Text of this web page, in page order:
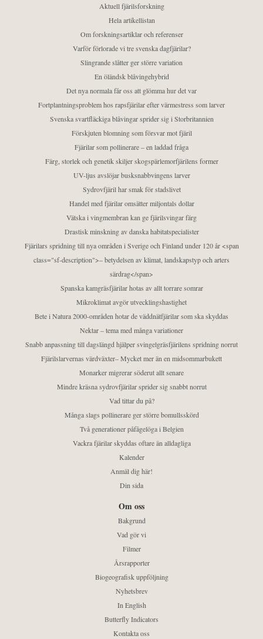
Aktuell fjärilsforskning
Hela artikellistan
Om forskningsartiklar och referenser
Varför förlorade vi tre svenska dagfjärilar?
Slingrande slåtter ger större variation
En öländsk blåvingehybrid
Det nya normala får oss att glömma hur det var
Fortplantningsproblem hos rapsfjärilar efter värmestress som larver
Svenska svartfläckiga blåvingar sprider sig i Storbritannien
Förskjuten blomning som försvar mot fjäril
Fjärilar som pollinerare – en laddad fråga
Färg, storlek och genetik skiljer skogspärlemorfjärilens former
UV-ljus avslöjar busksnabbvingens larver
Sydrovfjäril har smak för stadslivet
Handel med fjärilar omsätter miljontals dollar
Vätska i vingmembran kan ge fjärilsvingar färg
Drastisk minskning av danska habitatspecialister
Fjärilars spridning till nya områden i Sverige och Finland under 120 år <span
class="sf-description">– betydelsen av klimat, landskapstyp och arters
särdrag</span>
Spanska kamgräsfjärilar hotas av allt torrare somrar
Mikroklimat avgör utvecklingshastighet
Bete i Natura 2000-områden hotar de väddnätfjärilar som ska skyddas
Nektar – tema med många variationer
Snabb anpassning till dagslängd hjälper svingelgräsfjärilens spridning norrut
Fjärilslarvernas värdväxter– Mycket mer än en midsommarbukett
Monarker migrerar söderut allt senare
Mindre kräsna sydrovfjärilar sprider sig snabbt norrut
Vad tittar du på?
Många slags pollinerare ger större bomullsskörd
Två generationer påfågelöga i Belgien
Vackra fjärilar skyddas oftare än alldagliga
Kalender
Anmäl dig här!
Din sida
Om oss
Bakgrund
Vad gör vi
Filmer
Årsrapporter
Biogeografisk uppföljning
Nyhetsbrev
In English
Butterfly Indicators
Kontakta oss